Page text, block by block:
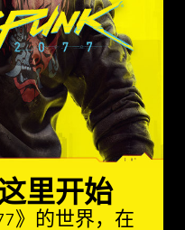
里开始
》的世界，在